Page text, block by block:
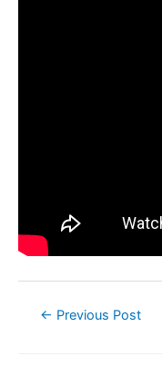
← Previous Post